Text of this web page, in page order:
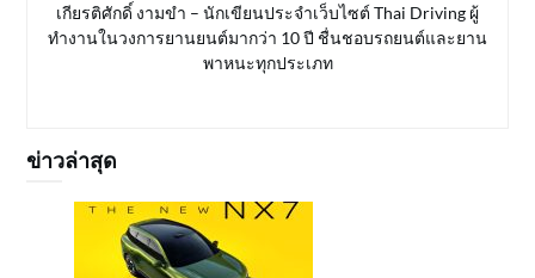
เกียรติศักดิ์ งามขำ – นักเขียนประจำเว็บไซต์ Thai Driving ผู้
ทำงานในวงการยานยนต์มากว่า 10 ปี ชื่นชอบรถยนต์และยาน
พาหนะทุกประเภท
ข่าวล่าสุด